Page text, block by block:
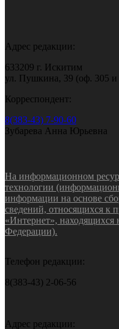
Адрес редакции:
633209 г. Искитим
ул. Пушкина, 39 (оф. 305 и
Корреспондент:
8(383-43) 7-90-60
Зубарева Анна Юрьевна
На информационном
технологии
информации на основе
сведений, относящихся к
«Интернет», находящихся
Федерации).
Телефон редакции:
8(383-43) 2-06-56
Адрес редакции: